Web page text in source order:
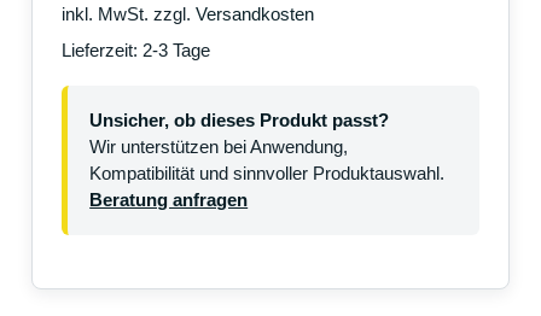
inkl. MwSt. zzgl.Versandkosten
Lieferzeit: 2-3 Tage
Unsicher, ob dieses Produkt passt?
Wir unterstützen bei Anwendung,
Kompatibilität und sinnvoller Produktauswahl.
Beratung anfragen